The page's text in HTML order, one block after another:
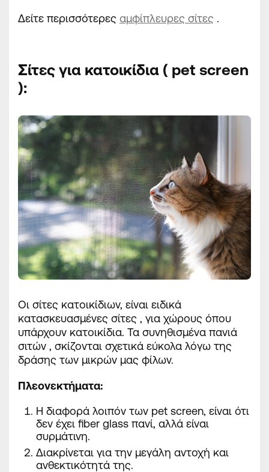
Δείτε περισσότερες αμφίπλευρες σίτες .
Σίτες για κατοικίδια ( pet screen
):
Οι σίτες κατοικίδιων, είναι ειδικά
κατασκευασμένες σίτες , για χώρους όπου
υπάρχουν κατοικίδια. Τα συνηθισμένα πανιά
σιτών , σκίζονται σχετικά εύκολα λόγω της
δράσης των μικρών μας φίλων.
Πλεονεκτήματα:
Η διαφορά λοιπόν των pet screen, είναι ότι
δεν έχει fiber glass πανί, αλλά είναι
συρμάτινη.
Διακρίνεται για την μεγάλη αντοχή και
ανθεκτικότητά της.